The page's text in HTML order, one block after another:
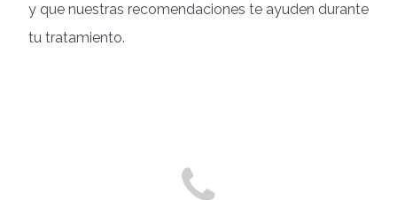
y que nuestras recomendaciones te ayuden durante
tu tratamiento.